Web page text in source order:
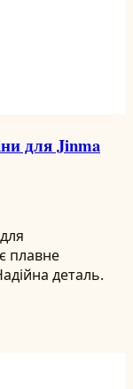
для Jinma
плавне
деталь.